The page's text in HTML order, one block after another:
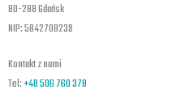
80-288 Gdańsk
NIP: 5842708239
Kontakt z nami
Tel:+48 506 760 378